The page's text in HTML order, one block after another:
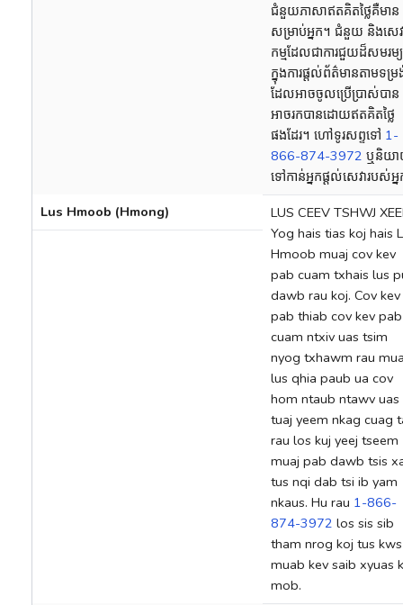
ជំនួយភាសាឥតគិតថ្លៃគឺមាន
សម្រាប់អ្នក។ ជំនួយ និងសេវ
កម្មដែលជាការជួយដ៏សមរម្យ
ក្នុងការផ្តល់ព័ត៌មានតាមទម្រ
ដែលអាចចូលប្រើប្រាស់បា
អាចរកបានដោយឥតគិតថ្លៃ
ផងដែរ។ ហៅទូរសព្ទទៅ 1-
866-874-3972 ឬនិយ
ទៅកាន់អ្នកផ្តល់សេវារបស់អ្
Lus Hmoob (Hmong)
LUS CEEV TSHWJ
Yog hais tias koj hais
Hmoob muaj cov kev
pab cuam txhais lus
dawb rau koj. Cov kev
pab thiab cov kev pab
cuam ntxiv uas tsim
nyog txhawm rau
lus qhia paub ua cov
hom ntaub ntawv uas
tuaj yeem nkag cuag
rau los kuj yeej tseem
muaj pab dawb tsis
tus nqi dab tsi ib yam
nkaus. Hu rau 1-866-
874-3972 los sis sib
tham nrog koj tus kws
muab kev saib xyuas
mob.